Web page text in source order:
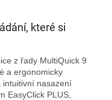
které si
z řady MultiQuick 9
a ergonomicky
intuitivní nasazení
EasyClick PLUS,